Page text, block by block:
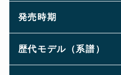
発売時期
歴代モデル（系譜）